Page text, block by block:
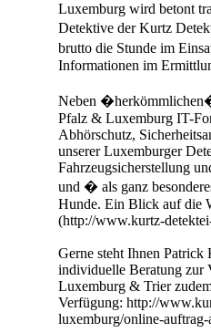
Luxemburg wird betont
Detektive der Kurtz
brutto die Stunde im
Informationen im
Neben
Pfalz & Luxemburg IT-
Abhörschutz,
unserer Luxemburger
Fahrzeugsicherstellung
und � als ganz
Hunde. Ein Blick auf die
(http://www.kurtz-
Gerne steht Ihnen
individuelle Beratung zur
Luxemburg & Trier
Verfügung: http://
luxemburg/online-